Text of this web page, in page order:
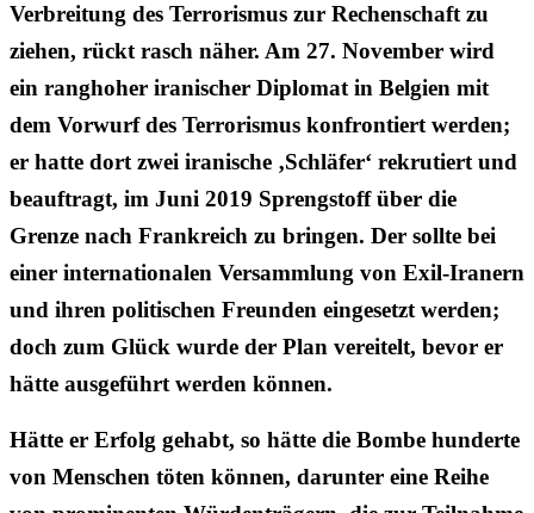
Verbreitung des Terrorismus zur Rechenschaft zu
ziehen, rückt rasch näher. Am 27. November wird
ein ranghoher iranischer Diplomat in Belgien mit
dem Vorwurf des Terrorismus konfrontiert werden;
er hatte dort zwei iranische ‚Schläfer‘ rekrutiert und
beauftragt, im Juni 2019 Sprengstoff über die
Grenze nach Frankreich zu bringen. Der sollte bei
einer internationalen Versammlung von Exil-Iranern
und ihren politischen Freunden eingesetzt werden;
doch zum Glück wurde der Plan vereitelt, bevor er
hätte ausgeführt werden können.
Hätte er Erfolg gehabt, so hätte die Bombe hunderte
von Menschen töten können, darunter eine Reihe